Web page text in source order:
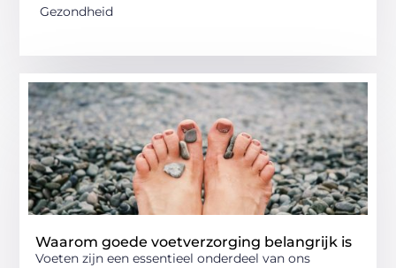
Gezondheid
Waarom goede voetverzorging belangrijk is
Voeten zijn een essentieel onderdeel van ons